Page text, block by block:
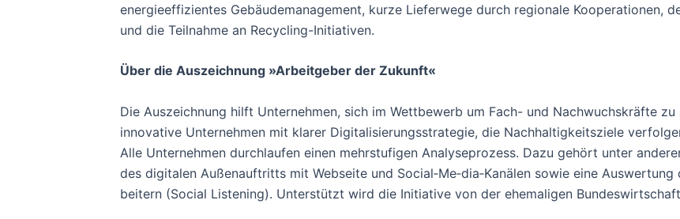
energieeffizientes Gebäudemanagement, kurze Lieferwege durch regionale Kooperationen,
und die Teilnahme an Recycling-Initiativen.
Über die Auszeichnung »Arbeitgeber der Zukunft«
Die Auszeichnung hilft Unternehmen, sich im Wettbewerb um Fach- und Nachwuchskräfte
innovative Unternehmen mit klarer Digitalisierungsstrategie, die Nachhaltigkeitsziele
Alle Unternehmen durchlaufen einen mehrstufigen Analyseprozess. Dazu gehört unter
des digitalen Außenauftritts mit Webseite und Social‐Me‐dia‐Kanälen sowie eine Auswertung
beitern (Social Listening). Unterstützt wird die Initiative von der ehemaligen